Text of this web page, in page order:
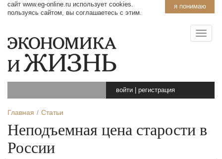
я понимаю
сайт www.eg-online.ru использует cookies.
пользуясь сайтом, вы соглашаетесь с этим.
войти регистрация
Главная Статьи
Неподъемная цена старости в
России